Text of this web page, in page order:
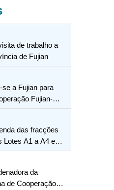
de trabalho a
de Fujian
a Fujian para
Fujian-
das fracções
Lotes A1 a A4 e
da
de Cooperação